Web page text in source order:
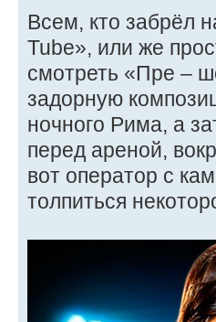
Всем, кто забрёл
Tube», или же
смотреть «Пре –
задорную
ночного Рима, а
перед ареной,
вот оператор с
толпиться